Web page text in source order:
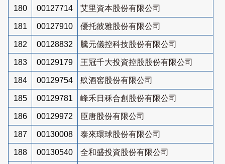
180 00127714 艾里資本股份有限公司
181 00127910 優托彼雅股份有限公司
182 00128832 騰元儀控科技股份有限公司
183 00129179 王冠千大投資控股股份有限公司
184 00129754 镹酒窖股份有限公司
185 00129781 峰禾日秝合創股份有限公司
186 00129972 臣唐股份有限公司
187 00130008 泰來環球股份有限公司
188 00130540 全和盛投資股份有限公司